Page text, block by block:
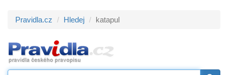
Pravidla.cz Hledej katapul